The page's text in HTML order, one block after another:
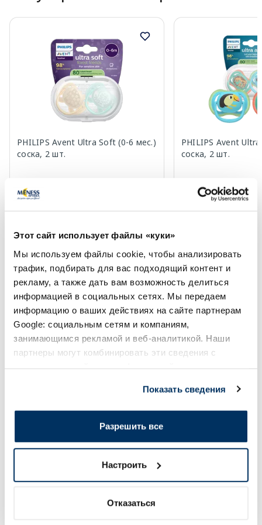
Этот сайт использует файлы «куки»
Мы используем файлы cookie, чтобы анализировать
трафик, подбирать для вас подходящий контент и
рекламу, а также дать вам возможность делиться
информацией в социальных сетях. Мы передаем
информацию о ваших действиях на сайте партнерам
Google: социальным сетям и компаниям,
занимающимся рекламой и веб-аналитикой. Наши
партнеры могут комбинировать эти сведения с
Показать сведения
Разрешить все
Настроить
Отказаться
PHILIPS Avent Ultra Soft (0-6 мес.)
соска, 2 шт.
11.79 €
В корзину
PHILIPS Avent
соска, 2 шт.
10.69 €
Page 1 of 10
Солнечная защита летом ☀️
Более...
-60% -60%
EUCERIN Sun Oil